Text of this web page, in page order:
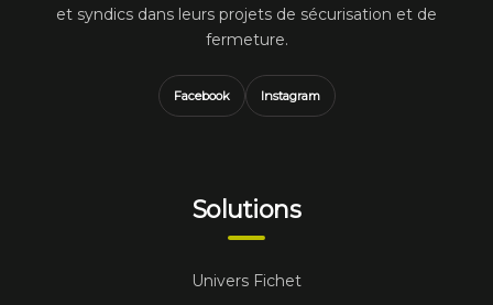
et syndics dans leurs projets de sécurisation et de
fermeture.
Facebook Instagram
Solutions
Univers Fichet